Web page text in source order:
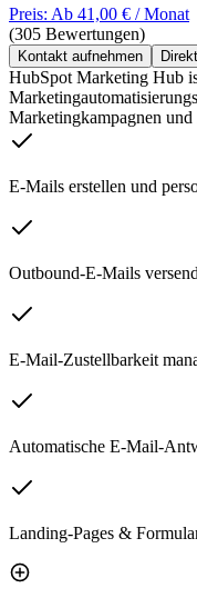
Preis: Ab 41,00 € / Monat
(305 Bewertungen)
Kontakt aufnehmen
HubSpot Marketing Hub
Marketingkampagnen und
E-Mails erstellen und
Outbound-E-Mails
E-Mail-Zustellbarkeit
Automatische E-Mail-
Landing-Pages &